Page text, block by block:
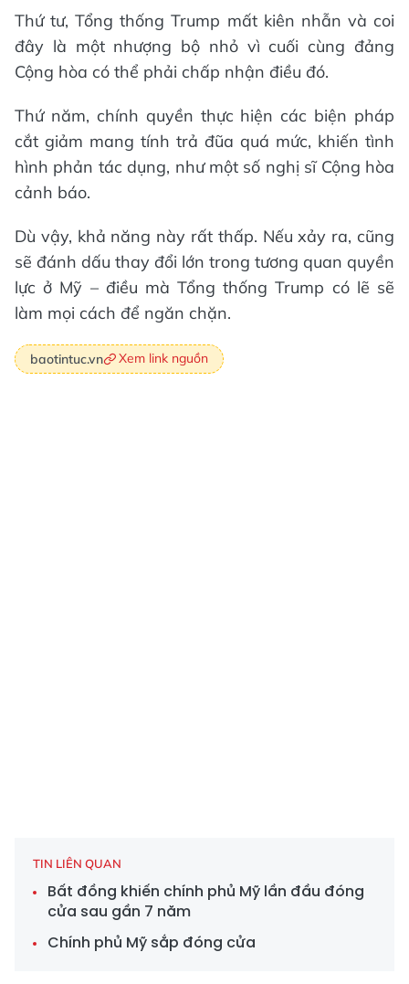
Thứ tư, Tổng thống Trump mất kiên nhẫn và coi
đây là một nhượng bộ nhỏ vì cuối cùng đảng
Cộng hòa có thể phải chấp nhận điều đó.
Thứ năm, chính quyền thực hiện các biện pháp
cắt giảm mang tính trả đũa quá mức, khiến tình
hình phản tác dụng, như một số nghị sĩ Cộng hòa
cảnh báo.
Dù vậy, khả năng này rất thấp. Nếu xảy ra, cũng
sẽ đánh dấu thay đổi lớn trong tương quan quyền
lực ở Mỹ – điều mà Tổng thống Trump có lẽ sẽ
làm mọi cách để ngăn chặn.
baotintuc.vn Xem link nguồn
TIN LIÊN QUAN
Bất đồng khiến chính phủ Mỹ lần đầu đóng
cửa sau gần 7 năm
Chính phủ Mỹ sắp đóng cửa